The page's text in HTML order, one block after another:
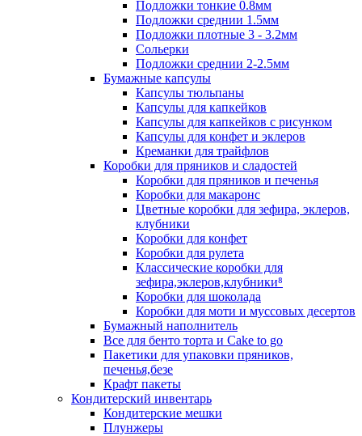
Подложки тонкие 0.8мм
Подложки среднии 1.5мм
Подложки плотные 3 - 3.2мм
Сольерки
Подложки среднии 2-2.5мм
Бумажные капсулы
Капсулы тюльпаны
Капсулы для капкейков
Капсулы для капкейков с рисунком
Капсулы для конфет и эклеров
Креманки для трайфлов
Коробки для пряников и сладостей
Коробки для пряников и печенья
Коробки для макаронс
Цветные коробки для зефира, эклеров,
клубники
Коробки для конфет
Коробки для рулета
Классические коробки для
зефира,эклеров,клубники⁸
Коробки для шоколада
Коробки для моти и муссовых десертов
Бумажный наполнитель
Все для бенто торта и Cake to go
Пакетики для упаковки пряников,
печенья,безе
Крафт пакеты
Кондитерский инвентарь
Кондитерские мешки
Плунжеры